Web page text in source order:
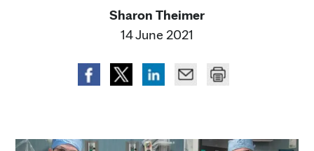
Sharon Theimer
14 June 2021